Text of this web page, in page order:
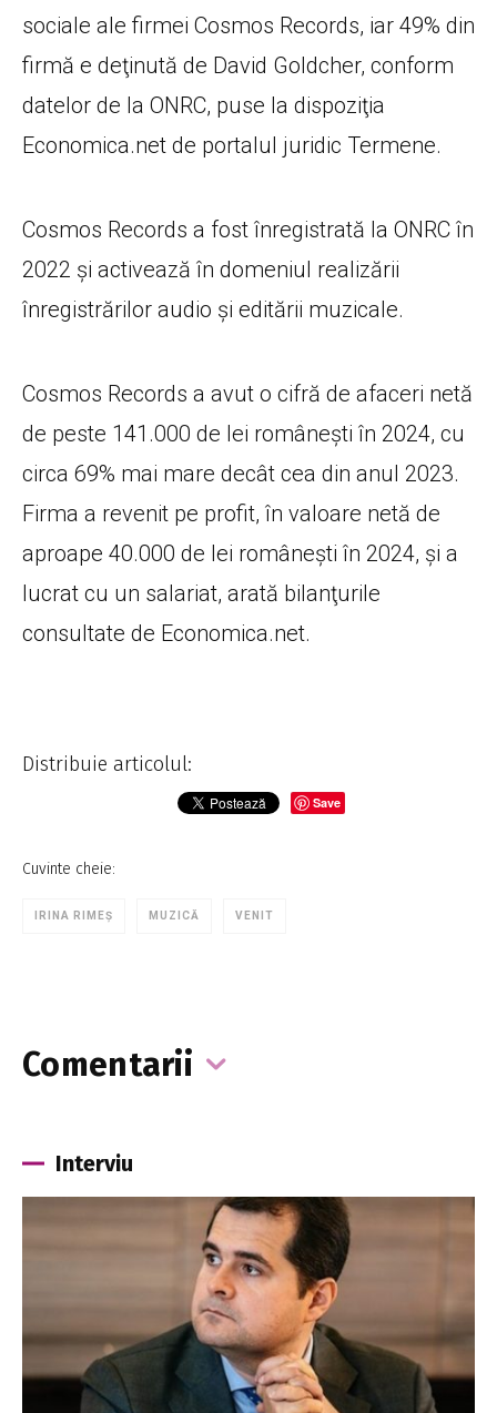
sociale ale firmei Cosmos Records, iar 49% din
firmă e deţinută de David Goldcher, conform
datelor de la ONRC, puse la dispoziţia
Economica.net de portalul juridic Termene.
Cosmos Records a fost înregistrată la ONRC în
2022 şi activează în domeniul realizării
înregistrărilor audio şi editării muzicale.
Cosmos Records a avut o cifră de afaceri netă
de peste 141.000 de lei românești în 2024, cu
circa 69% mai mare decât cea din anul 2023.
Firma a revenit pe profit, în valoare netă de
aproape 40.000 de lei românești în 2024, şi a
lucrat cu un salariat, arată bilanţurile
consultate de Economica.net.
Distribuie articolul:
Save
Cuvinte cheie:
IRINA RIMEȘ MUZICĂ VENIT
Comentarii
Interviu